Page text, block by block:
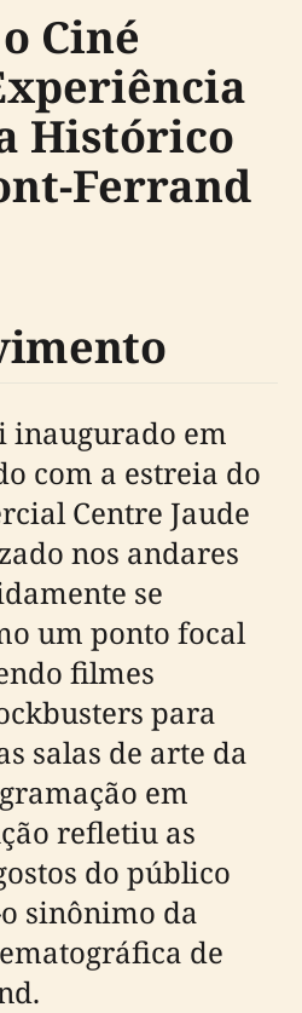
Ciné
Histórico
Ferrand
inaugurado em
com a estreia do
Centre Jaude
nos andares
se
um ponto focal
filmes
para
salas de arte da
em
refletiu as
do público
sinônimo da
de